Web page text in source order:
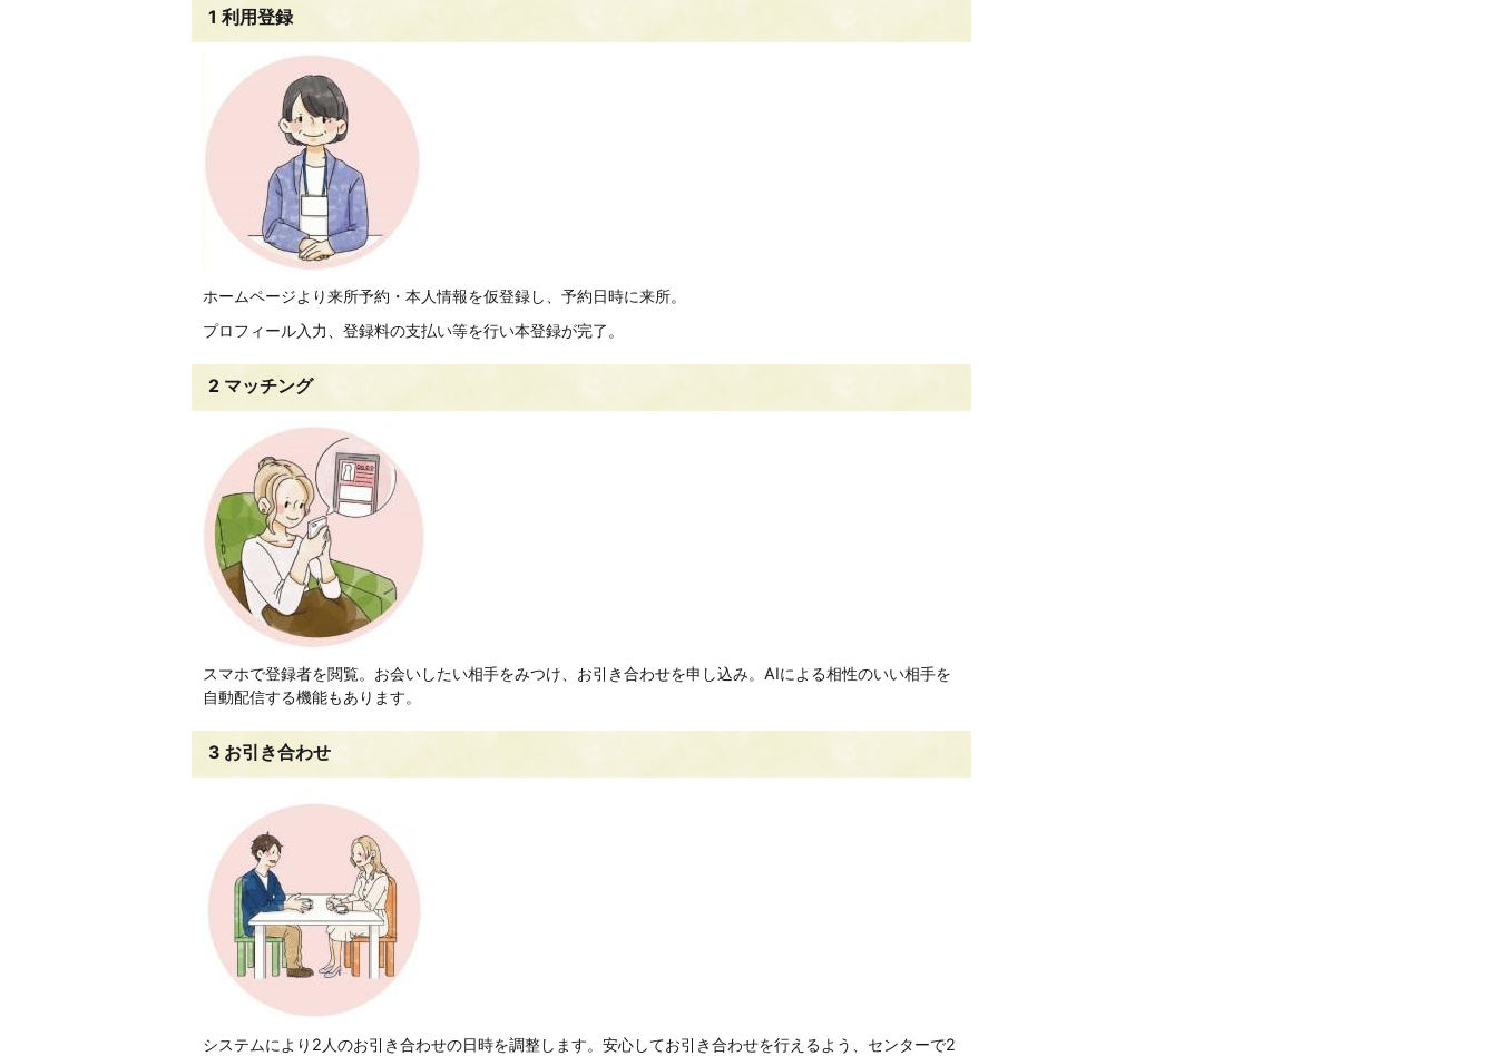
1 利用登録
ホームページより来所予約・本人情報を仮登録し、予約日時に来所。
プロフィール入力、登録料の支払い等を行い本登録が完了。
2 マッチング
スマホで登録者を閲覧。お会いしたい相手をみつけ、お引き合わせを申し込み。AIによる相性のいい相手を
自動配信する機能もあります。
3 お引き合わせ
システムにより2人のお引き合わせの日時を調整します。安心してお引き合わせを行えるよう、センターで2